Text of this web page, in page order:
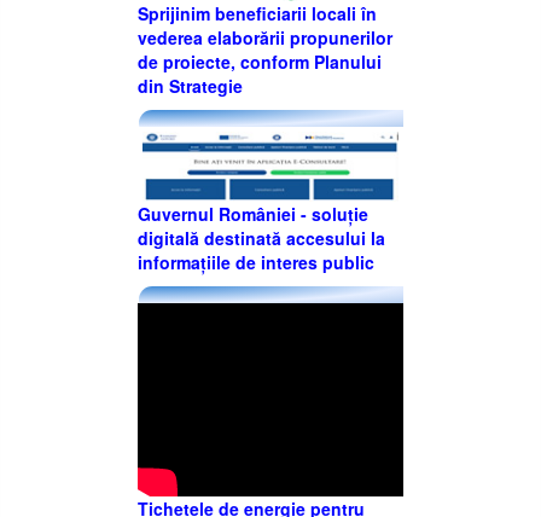
Sprijinim beneficiarii locali în
vederea elaborării propunerilor
de proiecte, conform Planului
din Strategie
Guvernul României - soluție
digitală destinată accesului la
informațiile de interes public
Tichetele de energie pentru